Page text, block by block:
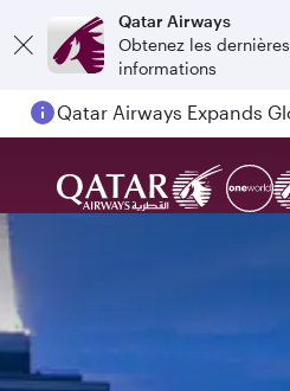
Qatar Airways
Obtenez les dernières
informations